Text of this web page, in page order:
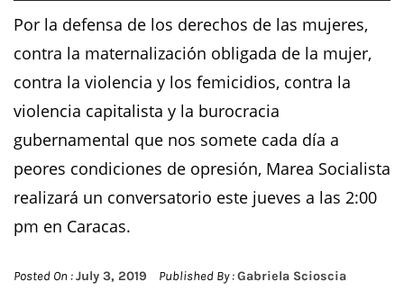
Por la defensa de los derechos de las mujeres,
contra la maternalización obligada de la mujer,
contra la violencia y los femicidios, contra la
violencia capitalista y la burocracia
gubernamental que nos somete cada día a
peores condiciones de opresión, Marea Socialista
realizará un conversatorio este jueves a las 2:00
pm en Caracas.
Posted On :July 3, 2019 Published By :Gabriela Scioscia